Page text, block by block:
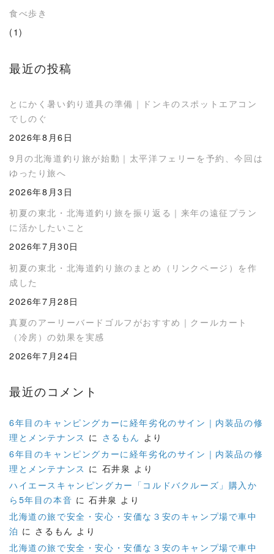
食べ歩き
(1)
最近の投稿
とにかく暑い釣り道具の準備｜ドンキのスポットエアコン
でしのぐ
2026年8月6日
9月の北海道釣り旅が始動｜太平洋フェリーを予約、今回は
ゆったり旅へ
2026年8月3日
初夏の東北・北海道釣り旅を振り返る｜来年の遠征プラン
に活かしたいこと
2026年7月30日
初夏の東北・北海道釣り旅のまとめ（リンクページ）を作
成した
2026年7月28日
真夏のアーリーバードゴルフがおすすめ｜クールカート
（冷房）の効果を実感
2026年7月24日
最近のコメント
6年目のキャンピングカーに経年劣化のサイン｜内装品の修
理とメンテナンス に さるもん より
6年目のキャンピングカーに経年劣化のサイン｜内装品の修
理とメンテナンス に 石井泉 より
ハイエースキャンピングカー「コルドバクルーズ」購入か
ら5年目の本音 に石井泉 より
北海道の旅で安全・安心・安価な３安のキャンプ場で車中
泊 に さるもん より
北海道の旅で安全・安心・安価な３安のキャンプ場で車中